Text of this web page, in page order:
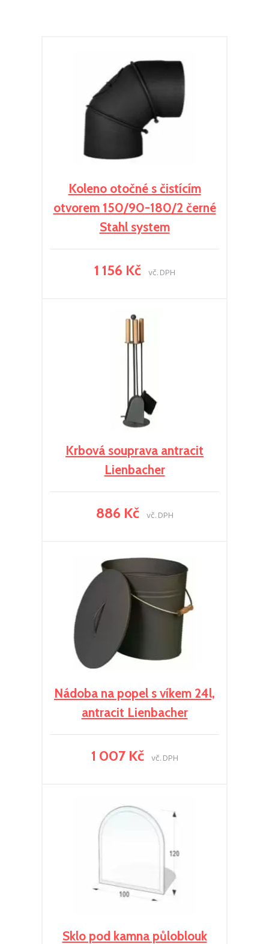
Koleno otočné s čistícím
otvorem 150/90-180/2 černé
Stahl system
1 156 Kč vč. DPH
Krbová souprava antracit
Lienbacher
886 Kč vč. DPH
Nádoba na popel s víkem 24l,
antracit Lienbacher
1 007 Kč vč. DPH
Sklo pod kamna půloblouk